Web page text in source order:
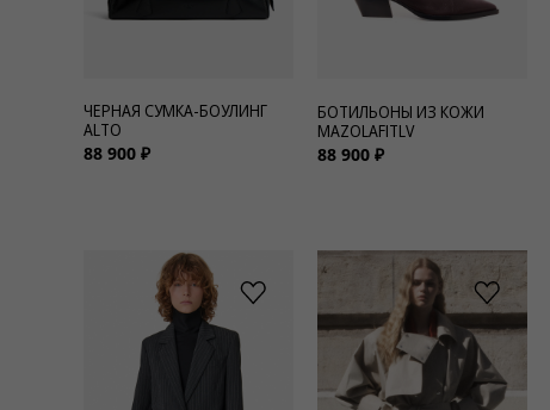
ЧЕРНАЯ СУМКА-БОУЛИНГ
ALTO
88 900 ₽
БОТИЛЬОНЫ ИЗ КОЖИ
MAZOLAFITLV
88 900 ₽